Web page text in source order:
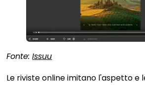
Fonte:Issuu
Le riviste online imitano l'aspetto e